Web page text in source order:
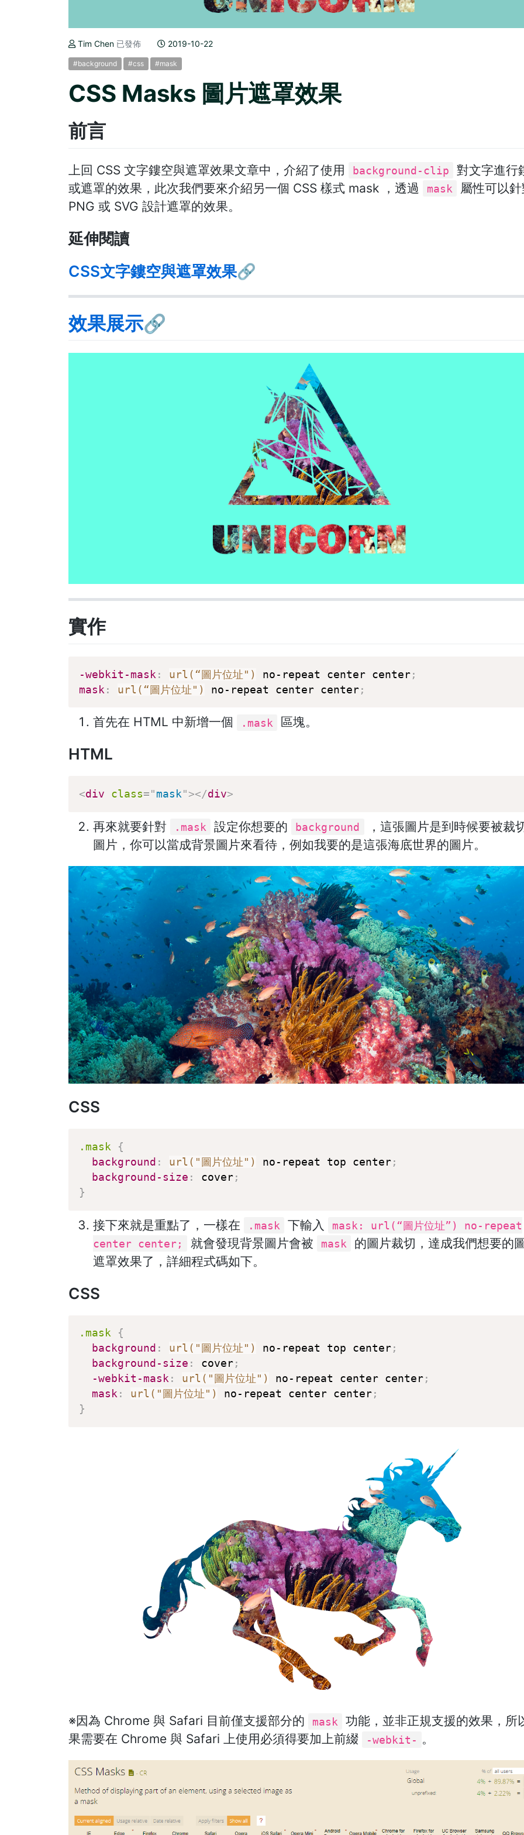
Tim Chen 已發佈 2019-10-22
#background #css #mask
CSS Masks 圖片遮罩效果
前言
上回 CSS 文字鏤空與遮罩效果文章中，介紹了使用 background-clip
對文字進行
或遮罩的效果，此次我們要來介紹另一個 CSS 樣式 mask ，透過
mask
屬性可以
PNG 或 SVG 設計遮罩的效果。
延伸閱讀
CSS文字鏤空與遮罩效果🔗
效果展示🔗
實作
-webkit-mask : url(“圖片位址") no-repeat center center;
mask : url(“圖片位址") no-repeat center center;
首先在 HTML 中新增一個 .mask 區塊。
HTML
<div class="mask"></div>
再來就要針對 .mask 設定你想要的 background
，這張圖片是到時候要被裁
圖片，你可以當成背景圖片來看待，例如我要的是這張海底世界的圖片。
CSS
.mask
{
background : url("圖片位址") no-repeat top center;
background-size : cover;
}
接下來就是重點了，一樣在 .mask 下輸入
mask: url(“圖片位址”) no-repeat
center center;
就會發現背景圖片會被 mask
的圖片裁切，達成我們想要的
遮罩效果了，詳細程式碼如下。
CSS
.mask
{
background : url("圖片位址") no-repeat top center;
background-size : cover;
-webkit-mask: url("圖片位址") no-repeat center center;
mask: url("圖片位址") no-repeat center center;
}
※因為 Chrome 與 Safari 目前僅支援部分的 mask
功能，並非正規支援的效果，所
果需要在 Chrome 與 Safari 上使用必須得要加上前綴
-webkit- 。